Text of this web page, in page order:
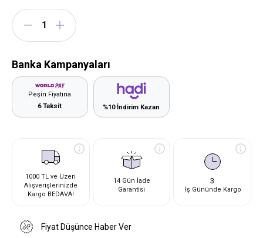
Banka Kampanyaları
Peşin Fiyatına
6 Taksit
%10 İndirim Kazan
1000 TL ve Üzeri
Alışverişlerinizde
Kargo BEDAVA!
14 Gün İade
Garantisi
3
İş Gününde Kargo
Fiyat Düşünce Haber Ver